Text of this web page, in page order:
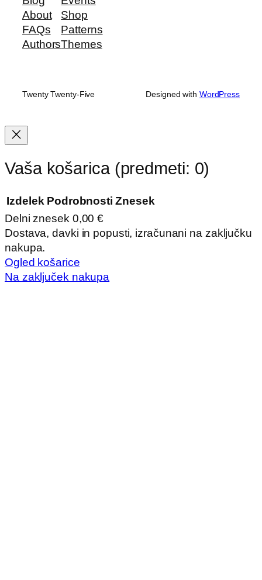
About
FAQs
Authors
Shop
Patterns
Themes
Twenty Twenty-Five Designed with WordPress
Vaša košarica (predmeti: 0)
Izdelki
v
košarici
Izdelek Podrobnosti Znesek
Delni znesek 0,00 €
Dostava, davki in popusti, izračunani na zaključku
nakupa.
Ogled košarice
Na zaključek nakupa